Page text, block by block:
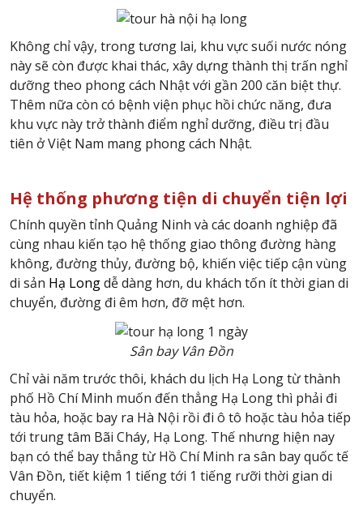
Không chỉ vậy, trong tương lai, khu vực suối nước nóng
này sẽ còn được khai thác, xây dựng thành thị trấn nghỉ
dưỡng theo phong cách Nhật với gần 200 căn biệt thự.
Thêm nữa còn có bệnh viện phục hồi chức năng, đưa
khu vực này trở thành điểm nghỉ dưỡng, điều trị đầu
tiên ở Việt Nam mang phong cách Nhật.
Hệ thống phương tiện di chuyển tiện lợi
Chính quyền tỉnh Quảng Ninh và các doanh nghiệp đã
cùng nhau kiến tạo hệ thống giao thông đường hàng
không, đường thủy, đường bộ, khiến việc tiếp cận vùng
di sản Hạ Longdễ dàng hơn, du khách tốn ít thời gian di
chuyển, đường đi êm hơn, đỡ mệt hơn.
Sân bay Vân Đồn
Chỉ vài năm trước thôi, khách du lịch Hạ Long từ thành
phố Hồ Chí Minh muốn đến thẳng Hạ Long thì phải đi
tàu hỏa, hoặc bay ra Hà Nội rồi đi ô tô hoặc tàu hỏa tiếp
tới trung tâm Bãi Cháy, Hạ Long. Thế nhưng hiện nay
bạn có thể bay thẳng từ Hồ Chí Minh ra sân bay quốc tế
Vân Đồn, tiết kiệm 1 tiếng tới 1 tiếng rưỡi thời gian di
chuyển.